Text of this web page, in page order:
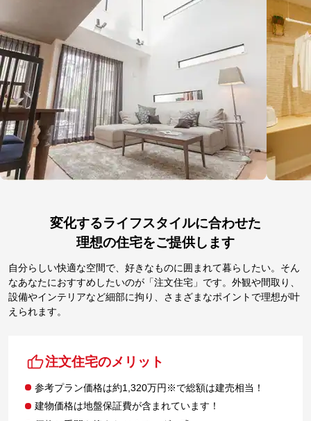
変化するライフスタイルに合わせた
理想の住宅をご提供します
自分らしい快適な空間で、好きなものに囲まれて暮らしたい。そん
なあなたにおすすめしたいのが「注文住宅」です。外観や間取り、
設備やインテリアなど細部に拘り、さまざまなポイントで理想が叶
えられます。
注文住宅のメリット
参考プラン価格は約1,320万円※で総額は建売相当！
建物価格は地盤保証費が含まれています！